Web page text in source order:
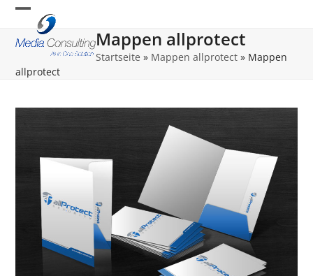
Skip
content
Open
mobile
menu
Close
mobile
menu
Mappen allprotect
Startseite » Mappen allprotect» Mappen
allprotect